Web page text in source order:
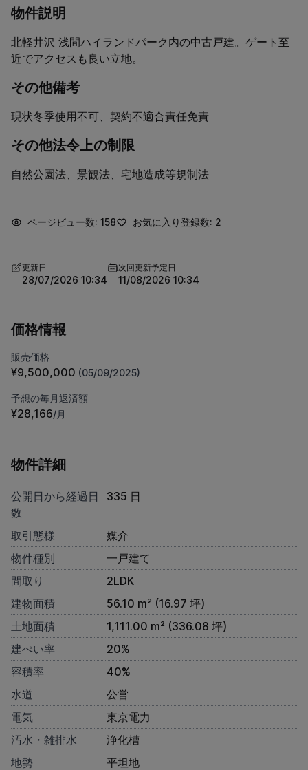
物件説明
北軽井沢 浅間ハイランドパーク内の中古戸建。ゲート至
近でアクセスも良い立地。
その他備考
現状冬季使用不可、契約不適合責任免責
その他法令上の制限
自然公園法、景観法、宅地造成等規制法
ページビュー数: 158 お気に入り登録数: 2
更新日
28/07/2026 10:34
次回更新予定日
11/08/2026 10:34
価格情報
販売価格
¥9,500,000 (05/09/2025)
予想の毎月返済額
¥28,166/月
物件詳細
公開日から経過日
数
335 日
取引態様
媒介
物件種別
一戸建て
間取り
2LDK
建物面積
56.10 m² (16.97 坪)
土地面積
1,111.00 m² (336.08 坪)
建ぺい率
20%
容積率
40%
水道
公営
電気
東京電力
汚水・雑排水
浄化槽
地勢
平坦地